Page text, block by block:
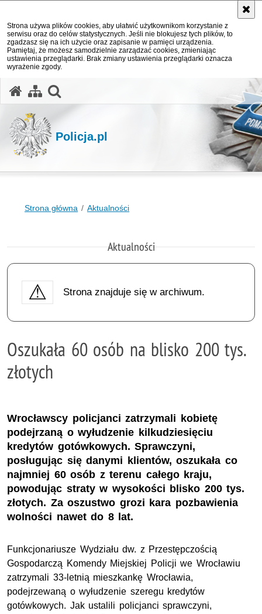
Strona używa plików cookies, aby ułatwić użytkownikom korzystanie z
serwisu oraz do celów statystycznych. Jeśli nie blokujesz tych plików, to
zgadzasz się na ich użycie oraz zapisanie w pamięci urządzenia.
Pamiętaj, że możesz samodzielnie zarządzać cookies, zmieniając
ustawienia przeglądarki. Brak zmiany ustawienia przeglądarki oznacza
wyrażenie zgody.
Policja.pl
Strona główna Aktualności
Aktualności
Strona znajduje się w archiwum.
Oszukała 60 osób na blisko 200 tys.
złotych
Wrocławscy policjanci zatrzymali kobietę
podejrzaną o wyłudzenie kilkudziesięciu
kredytów gotówkowych. Sprawczyni,
posługując się danymi klientów, oszukała co
najmniej 60 osób z terenu całego kraju,
powodując straty w wysokości blisko 200 tys.
złotych. Za oszustwo grozi kara pozbawienia
wolności nawet do 8 lat.
Funkcjonariusze Wydziału dw. z Przestępczością
Gospodarczą Komendy Miejskiej Policji we Wrocławiu
zatrzymali 33-letnią mieszkankę Wrocławia,
podejrzewaną o wyłudzenie szeregu kredytów
gotówkowych. Jak ustalili policjanci sprawczyni,